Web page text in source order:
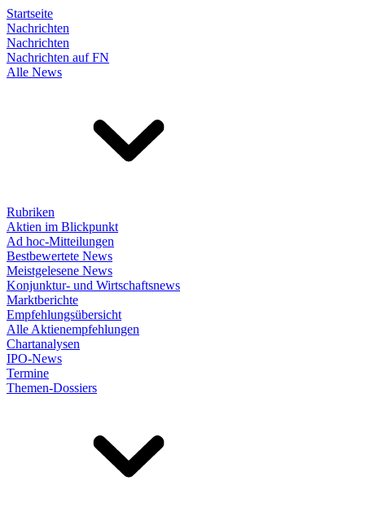
Startseite
Nachrichten
Nachrichten
Nachrichten auf FN
Alle News
Rubriken
Aktien im Blickpunkt
Ad hoc-Mitteilungen
Bestbewertete News
Meistgelesene News
Konjunktur- und Wirtschaftsnews
Marktberichte
Empfehlungsübersicht
Alle Aktienempfehlungen
Chartanalysen
IPO-News
Termine
Themen-Dossiers